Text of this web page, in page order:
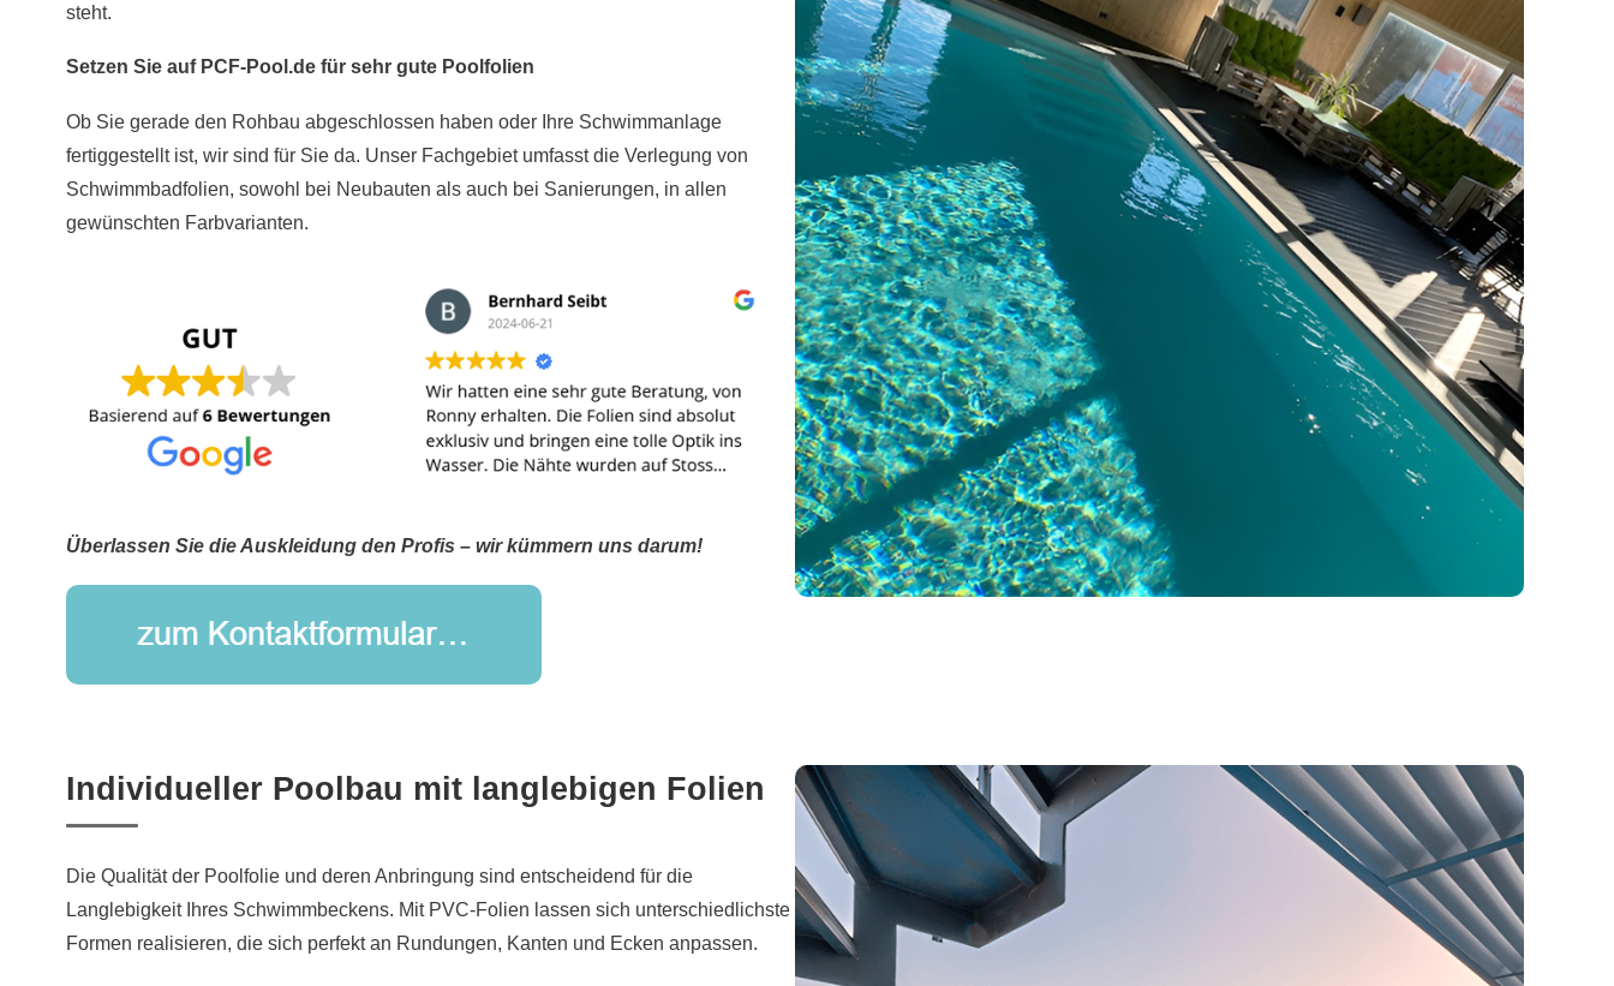
steht.
Setzen Sie auf PCF-Pool.de für sehr gute Poolfolien
Ob Sie gerade den Rohbau abgeschlossen haben oder Ihre Schwimmanlage
fertiggestellt ist, wir sind für Sie da. Unser Fachgebiet umfasst die Verlegung von
Schwimmbadfolien, sowohl bei Neubauten als auch bei Sanierungen, in allen
gewünschten Farbvarianten.
Überlassen Sie die Auskleidung den Profis – wir kümmern uns darum!
Individueller Poolbau mit langlebigen Folien
Die Qualität der Poolfolie und deren Anbringung sind entscheidend für die
Langlebigkeit Ihres Schwimmbeckens. Mit PVC-Folien lassen sich unterschiedlichste
Formen realisieren, die sich perfekt an Rundungen, Kanten und Ecken anpassen.